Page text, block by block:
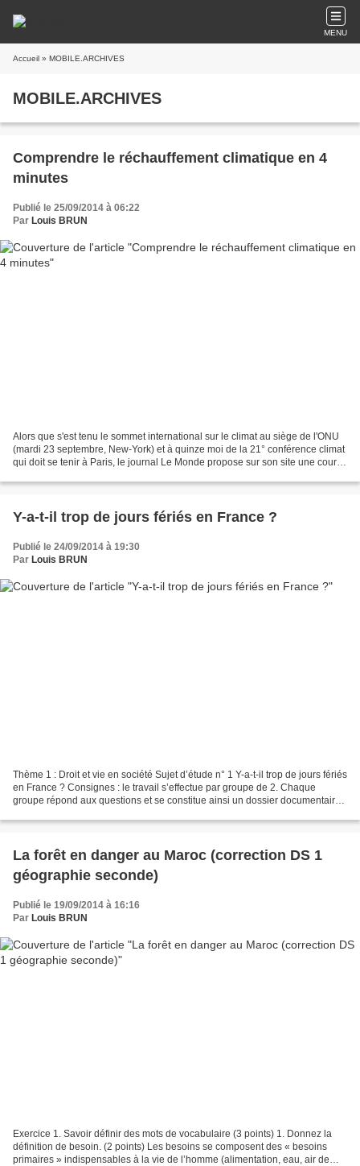
MENU
Accueil » MOBILE.ARCHIVES
MOBILE.ARCHIVES
Comprendre le réchauffement climatique en 4
minutes
Publié le 25/09/2014 à 06:22
Par Louis BRUN
Alors que s'est tenu le sommet international sur le climat au siège de l'ONU
(mardi 23 septembre, New-York) et à quinze moi de la 21° conférence climat
qui doit se tenir à Paris, le journal Le Monde propose sur son site une courte
Y-a-t-il trop de jours fériés en France ?
Publié le 24/09/2014 à 19:30
Par Louis BRUN
Thème 1 : Droit et vie en société Sujet d’étude n° 1 Y-a-t-il trop de jours fériés
en France ? Consignes : le travail s’effectue par groupe de 2. Chaque
groupe répond aux questions et se constitue ainsi un dossier documentaire
La forêt en danger au Maroc (correction DS 1
géographie seconde)
Publié le 19/09/2014 à 16:16
Par Louis BRUN
Exercice 1. Savoir définir des mots de vocabulaire (3 points) 1. Donnez la
définition de besoin. (2 points) Les besoins se composent des « besoins
primaires » indispensables à la vie de l’homme (alimentation, eau, air de